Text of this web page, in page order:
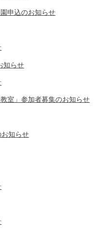
申込のお知らせ
知らせ
室」参加者募集のお知らせ
知らせ